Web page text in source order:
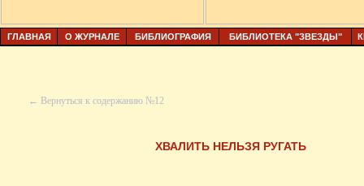
ГЛАВНАЯ О ЖУРНАЛЕ БИБЛИОГРАФИЯ БИБЛИОТЕКА "ЗВЕЗДЫ"
← Вернуться к содержанию №12
ХВАЛИТЬ НЕЛЬЗЯ РУГАТЬ